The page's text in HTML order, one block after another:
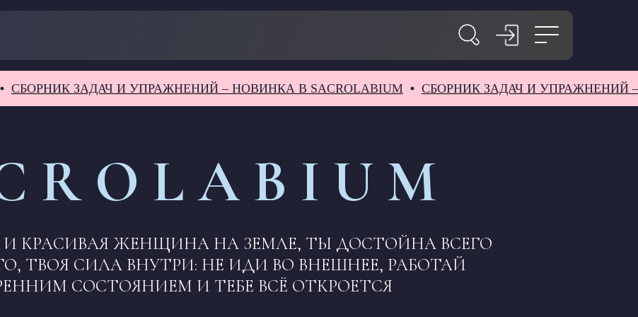
ЗАДАЧ И УПРАЖНЕНИЙ – НОВИНКА В SACROLABIUM СБОРНИК ЗАДАЧ И УПРАЖНЕНИЙ –
R O L A B I U M
КРАСИВАЯ ЖЕНЩИНА НА ЗЕМЛЕ, ТЫ ДОСТОЙНА ВСЕГО
ТВОЯ СИЛА ВНУТРИ: НЕ ИДИ ВО ВНЕШНЕЕ, РАБОТАЙ
СОСТОЯНИЕМ И ТЕБЕ ВСЁ ОТКРОЕТСЯ